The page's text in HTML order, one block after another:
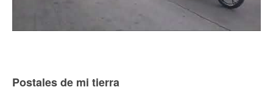
Postales de mi tierra